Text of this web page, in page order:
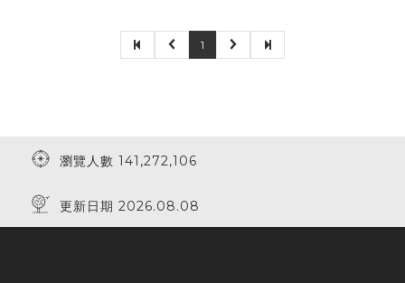
1
瀏覽人數 141,272,106
更新日期 2026.08.08